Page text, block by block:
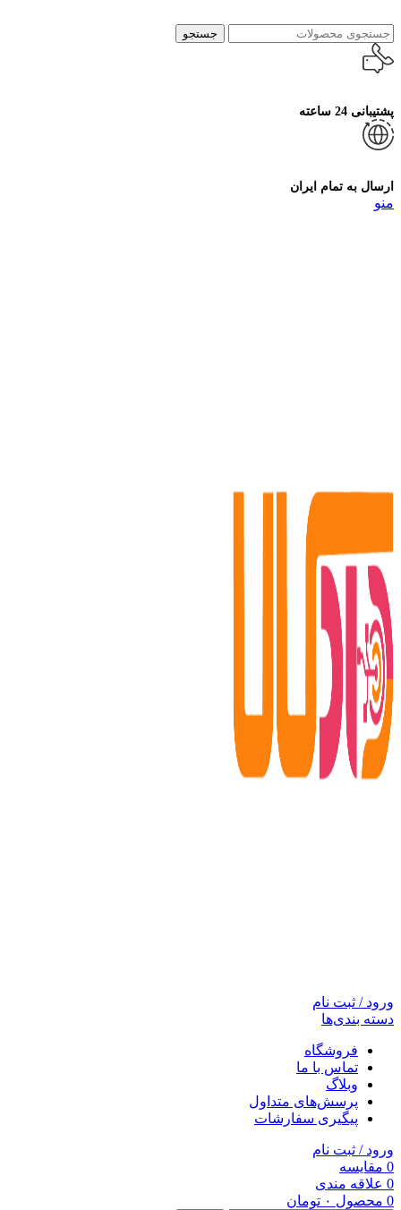
جستجو
پشتیبانی 24 ساعته
ارسال به تمام ایران
منو
ورود / ثبت نام
دسته بندی‌ها
فروشگاه
تماس با ما
وبلاگ
پرسش‌های متداول
پیگیری سفارشات
ورود / ثبت نام
0 مقایسه
0 علاقه مندی
0 محصول ۰ تومان